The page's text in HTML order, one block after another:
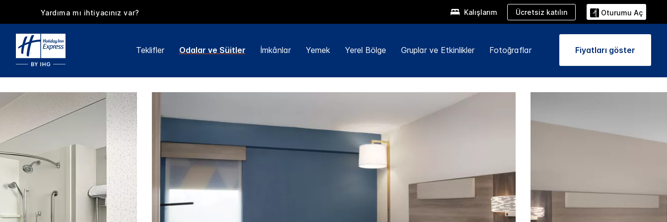
Yardıma mı ihtiyacınız var? Kalışlarım Ücretsiz katılın Oturumu Aç
Teklifler Odalar ve Süitler İmkânlar Yemek Yerel Bölge Gruplar ve Etkinlikler Fotoğraflar Fiyatları göster